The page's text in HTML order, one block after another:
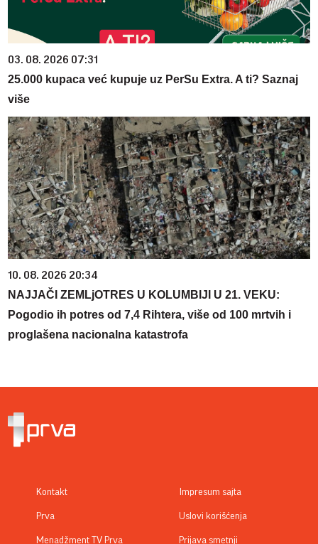
03. 08. 2026 07:31
25.000 kupaca već kupuje uz PerSu Extra. A ti? Saznaj
više
10. 08. 2026 20:34
NAJJAČI ZEMLjOTRES U KOLUMBIJI U 21. VEKU:
Pogodio ih potres od 7,4 Rihtera, više od 100 mrtvih i
proglašena nacionalna katastrofa
Kontakt
Prva
Menadžment TV Prva
Impresum sajta
Uslovi korišćenja
Prijava smetnji